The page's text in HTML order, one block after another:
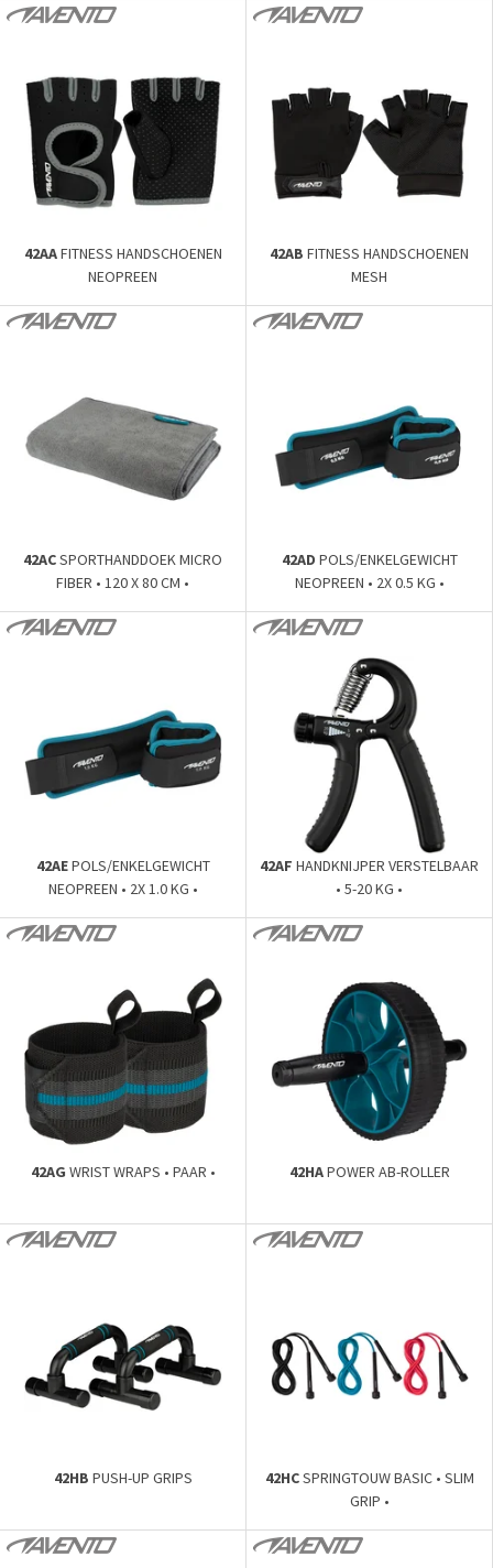
42AAFITNESS HANDSCHOENEN
NEOPREEN
42AB FITNESS HANDSCHOENEN
MESH
42ACSPORTHANDDOEK MICRO
FIBER • 120 X 80 CM •
42AD POLS/ENKELGEWICHT
NEOPREEN • 2X 0.5 KG •
42AEPOLS/ENKELGEWICHT
NEOPREEN • 2X 1.0 KG •
42AF HANDKNIJPER VERSTELBAAR
• 5-20 KG •
42AG WRIST WRAPS • PAAR • 42HAPOWER AB-ROLLER
42HB PUSH-UP GRIPS 42HCSPRINGTOUW BASIC • SLIM
GRIP •